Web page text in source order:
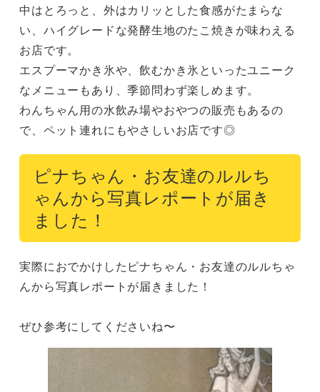
中はとろっと、外はカリッとした食感がたまらな
い、ハイグレードな発酵生地のたこ焼きが味わえる
お店です。
エスプーマかき氷や、飲むかき氷といったユニーク
なメニューもあり、季節問わず楽しめます。
わんちゃん用の水飲み場やおやつの販売もあるの
で、ペット連れにもやさしいお店です◎
ピナちゃん・お友達のルルち
ゃんから写真レポートが届き
ました！
実際におでかけしたピナちゃん・お友達のルルちゃ
んから写真レポートが届きました！
ぜひ参考にしてくださいね〜